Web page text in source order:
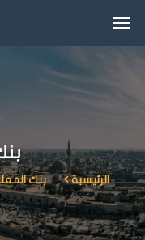
الرئيسية بنك